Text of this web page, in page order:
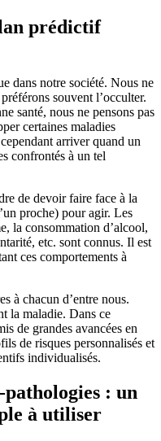
prédictif
dans notre société. Nous ne
souvent l’occulter.
santé, nous ne pensons pas
certaines maladies
arriver quand un
confrontés à un tel
de devoir faire face à la
proche) pour agir. Les
la consommation d’alcool,
etc. sont connus. Il est
ces comportements à
à chacun d’entre nous.
la maladie. Dans ce
de grandes avancées en
de risques personnalisés et
individualisés.
: un
à utiliser